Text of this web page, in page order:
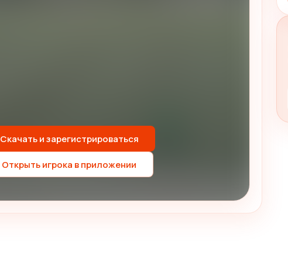
Скачать и зарегистрироваться
Открыть игрока в приложении